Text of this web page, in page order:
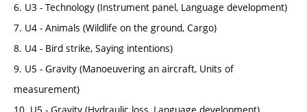
6. U3 - Technology (Instrument panel, Language development)
7. U4 - Animals (Wildlife on the ground, Cargo)
8. U4 - Bird strike, Saying intentions)
9. U5 - Gravity (Manoeuvering an aircraft, Units of
measurement)